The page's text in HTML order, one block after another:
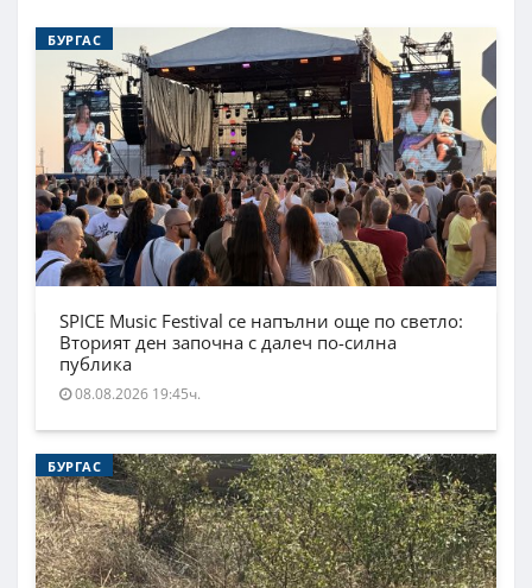
БУРГАС
SPICE Music Festival се напълни още по светло:
Вторият ден започна с далеч по-силна
публика
08.08.2026 19:45ч.
БУРГАС